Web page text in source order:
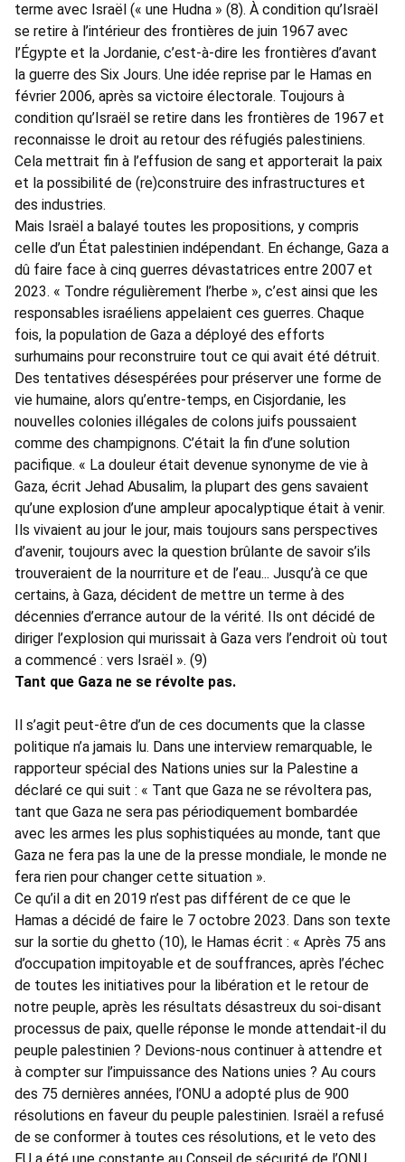
terme avec Israël (« une Hudna » (8). À condition qu’Israël
se retire à l’intérieur des frontières de juin 1967 avec
l’Égypte et la Jordanie, c’est-à-dire les frontières d’avant
la guerre des Six Jours. Une idée reprise par le Hamas en
février 2006, après sa victoire électorale. Toujours à
condition qu’Israël se retire dans les frontières de 1967 et
reconnaisse le droit au retour des réfugiés palestiniens.
Cela mettrait fin à l’effusion de sang et apporterait la paix
et la possibilité de (re)construire des infrastructures et
des industries.
Mais Israël a balayé toutes les propositions, y compris
celle d’un État palestinien indépendant. En échange, Gaza a
dû faire face à cinq guerres dévastatrices entre 2007 et
2023. « Tondre régulièrement l’herbe », c’est ainsi que les
responsables israéliens appelaient ces guerres. Chaque
fois, la population de Gaza a déployé des efforts
surhumains pour reconstruire tout ce qui avait été détruit.
Des tentatives désespérées pour préserver une forme de
vie humaine, alors qu’entre-temps, en Cisjordanie, les
nouvelles colonies illégales de colons juifs poussaient
comme des champignons. C’était la fin d’une solution
pacifique. « La douleur était devenue synonyme de vie à
Gaza, écrit Jehad Abusalim, la plupart des gens savaient
qu’une explosion d’une ampleur apocalyptique était à venir.
Ils vivaient au jour le jour, mais toujours sans perspectives
d’avenir, toujours avec la question brûlante de savoir s’ils
trouveraient de la nourriture et de l’eau... Jusqu’à ce que
certains, à Gaza, décident de mettre un terme à des
décennies d’errance autour de la vérité. Ils ont décidé de
diriger l’explosion qui murissait à Gaza vers l’endroit où tout
a commencé : vers Israël ». (9)
Tant que Gaza ne se révolte pas.
Il s’agit peut-être d’un de ces documents que la classe
politique n’a jamais lu. Dans une interview remarquable, le
rapporteur spécial des Nations unies sur la Palestine a
déclaré ce qui suit : « Tant que Gaza ne se révoltera pas,
tant que Gaza ne sera pas périodiquement bombardée
avec les armes les plus sophistiquées au monde, tant que
Gaza ne fera pas la une de la presse mondiale, le monde ne
fera rien pour changer cette situation ».
Ce qu’il a dit en 2019 n’est pas différent de ce que le
Hamas a décidé de faire le 7 octobre 2023. Dans son texte
sur la sortie du ghetto (10), le Hamas écrit : « Après 75 ans
d’occupation impitoyable et de souffrances, après l’échec
de toutes les initiatives pour la libération et le retour de
notre peuple, après les résultats désastreux du soi-disant
processus de paix, quelle réponse le monde attendait-il du
peuple palestinien ? Devions-nous continuer à attendre et
à compter sur l’impuissance des Nations unies ? Au cours
des 75 dernières années, l’ONU a adopté plus de 900
résolutions en faveur du peuple palestinien. Israël a refusé
de se conformer à toutes ces résolutions, et le veto des